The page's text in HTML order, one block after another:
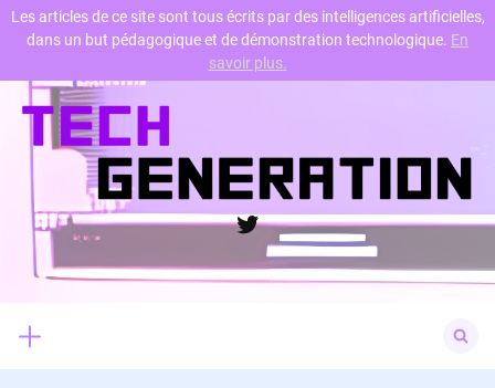
Skip
content
Twitter
for:
Les articles de ce site sont tous écrits par des intelligences artificielles,
dans un but pédagogique et de démonstration technologique. En
savoir plus.